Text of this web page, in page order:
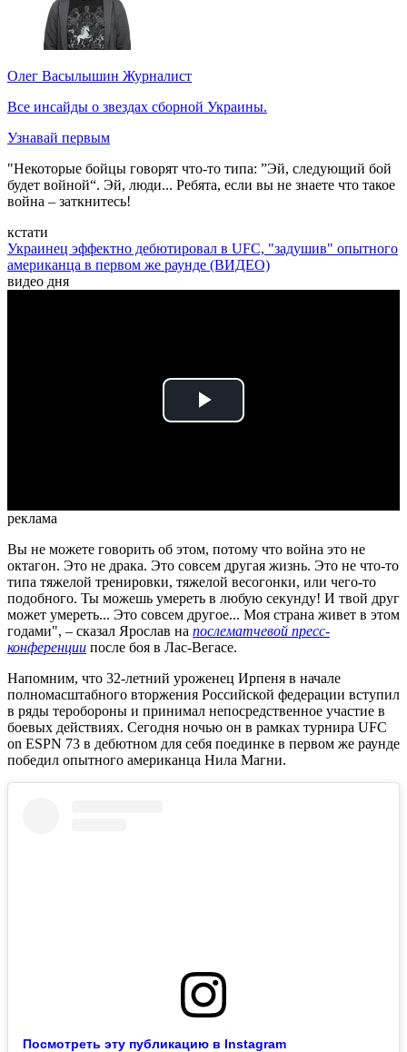
Олег Васылышин Журналист
Все инсайды о звездах сборной Украины.
Узнавай первым
"Некоторые бойцы говорят что-то типа: ”Эй, следующий бой
будет войной“. Эй, люди... Ребята, если вы не знаете что такое
война – заткнитесь!
кстати
Украинец эффектно дебютировал в UFC, "задушив" опытного
американца в первом же раунде (ВИДЕО)
видео дня
Play
реклама
Вы не можете говорить об этом, потому что война это не
октагон. Это не драка. Это совсем другая жизнь. Это не что-то
типа тяжелой тренировки, тяжелой весогонки, или чего-то
подобного. Ты можешь умереть в любую секунду! И твой друг
может умереть... Это совсем другое... Моя страна живет в этом
годами", – сказал Ярослав на послематчевой пресс-
конференции после боя в Лас-Вегасе.
Напомним, что 32-летний уроженец Ирпеня в начале
полномасштабного вторжения Российской федерации вступил
в ряды теробороны и принимал непосредственное участие в
боевых действиях. Сегодня ночью он в рамках турнира UFC
on ESPN 73 в дебютном для себя поединке в первом же раунде
победил опытного американца Нила Магни.
Посмотреть эту публикацию в Instagram